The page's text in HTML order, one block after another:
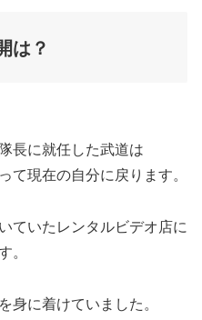
は？
長に就任した武道は
て現在の自分に戻ります。
ていたレンタルビデオ店に
。
身に着けていました。